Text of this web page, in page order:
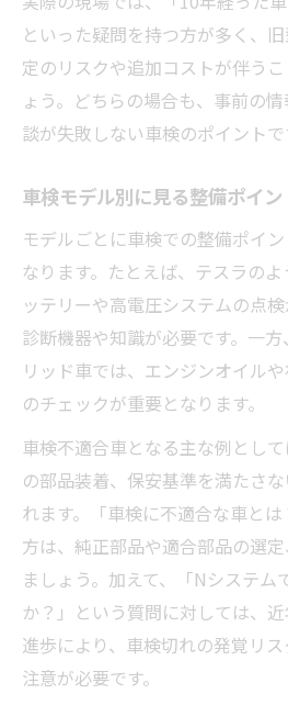
といった疑問を持つ方が多く、
定のリスクや追加コストが伴う
ょう。どちらの場合も、事前の
談が失敗しない車検のポイントで
車検モデル別に見る整備ポイ
モデルごとに車検での整備ポイ
なります。たとえば、テスラの
ッテリーや高電圧システムの点
診断機器や知識が必要です。一
リッド車では、エンジンオイル
のチェックが重要となります。
車検不適合車となる主な例とし
の部品装着、保安基準を満たさ
れます。「車検に不適合な車と
方は、純正部品や適合部品の選
ましょう。加えて、「Nシステム
か？」という質問に対しては、
進歩により、車検切れの発覚リ
注意が必要です。